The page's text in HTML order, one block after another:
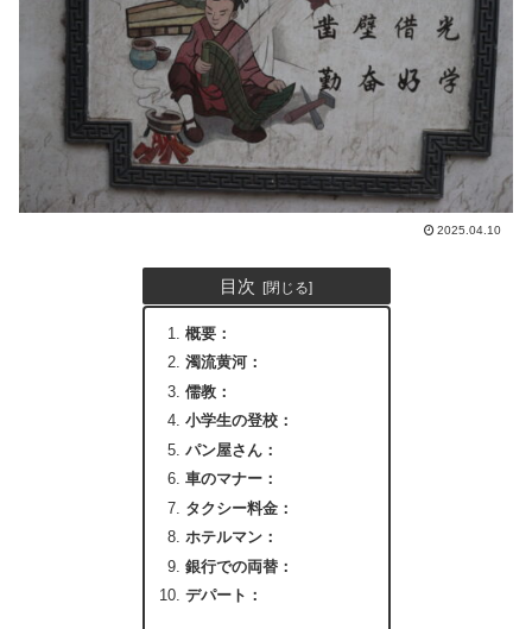
2025.04.10
目次
概要：
濁流黄河：
儒教：
小学生の登校：
パン屋さん：
車のマナー：
タクシー料金：
ホテルマン：
銀行での両替：
デパート：